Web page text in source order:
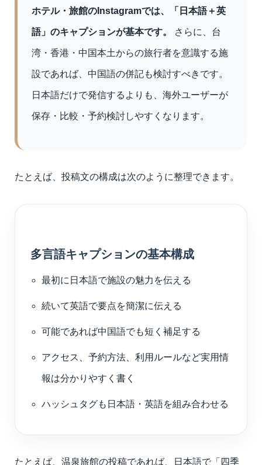
ホテル・旅館のInstagramでは、「日本語＋英
語」のキャプションが基本です。 さらに、台
湾・香港・中国本土からの旅行者を意識する施
設であれば、中国語の併記も検討すべきです。
日本語だけで発信するよりも、海外ユーザーが
保存・比較・予約検討しやすくなります。
たとえば、投稿文の構成は次のように整理できます。
多言語キャプションの基本構成
最初に日本語で施設の魅力を伝える
続いて英語で要点を簡潔に伝える
可能であれば中国語でも短く補足する
アクセス、予約方法、利用ルールなど実用情
報は分かりやすく書く
ハッシュタグも日本語・英語を組み合わせる
たとえば、温泉旅館の投稿であれば、日本語で「四季